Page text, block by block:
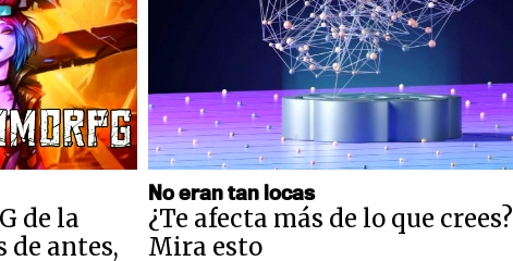
de la
de antes,
No eran tan locas
¿Te afecta más de lo que crees?
Mira esto